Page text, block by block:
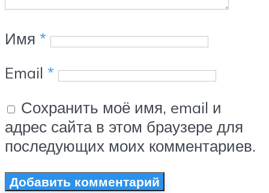
Имя *
Email *
Сохранить моё имя, email и
адрес сайта в этом браузере для
последующих моих комментариев.